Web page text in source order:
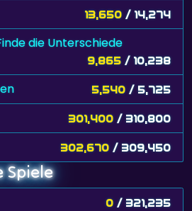
13,650 / 14,274
die Unterschiede
9,865 / 10,238
5,540 / 5,725
301,400 / 310,800
302,670 / 309,450
Spiele
0 / 321,235